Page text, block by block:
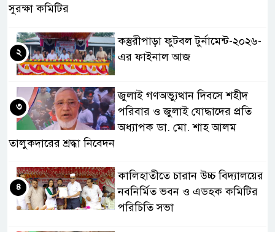
সুরক্ষা কমিটির
কস্তুরীপাড়া ফুটবল টুর্নামেন্ট-২০২৬-
এর ফাইনাল আজ
২
জুলাই গণঅভ্যুত্থান দিবসে শহীদ
পরিবার ও জুলাই যোদ্ধাদের প্রতি
অধ্যাপক ডা. মো. শাহ আলম
তালুকদারের শ্রদ্ধা নিবেদন
৩
কালিহাতীতে চারান উচ্চ বিদ্যালয়ের
নবনির্মিত ভবন ও এডহক কমিটির
পরিচিতি সভা
৪